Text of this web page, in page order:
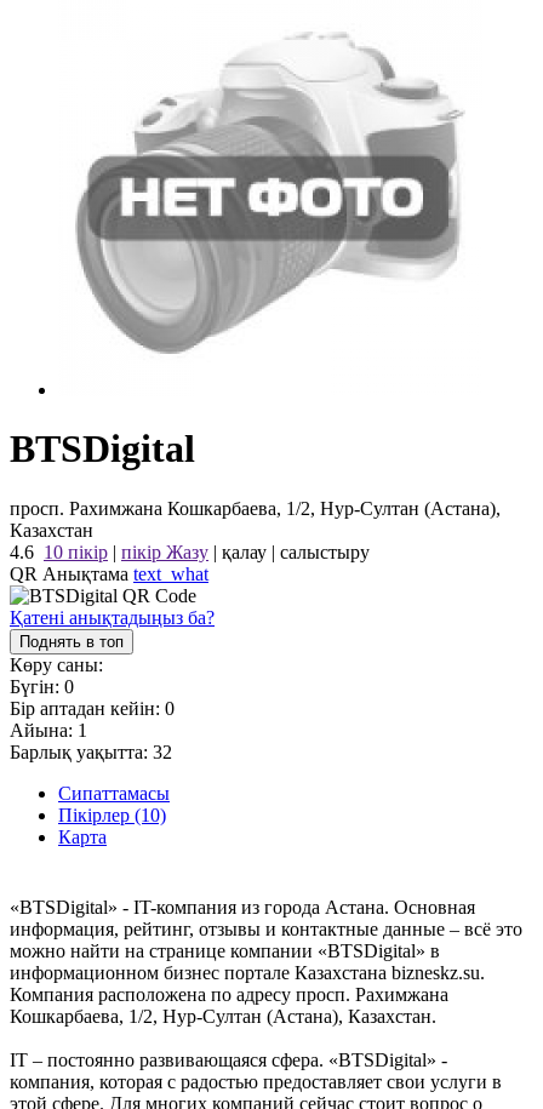
BTSDigital
просп. Рахимжана Кошкарбаева, 1/2, Нур-Султан (Астана),
Казахстан
4.6 10 пікір | пікір Жазу | қалау | салыстыру
QR Анықтама text_what
Қатені анықтадыңыз ба?
Поднять в топ
Көру саны:
Бүгін: 0
Бір аптадан кейін: 0
Айына: 1
Барлық уақытта: 32
Сипаттамасы
Пікірлер (10)
Карта
«BTSDigital» - IT-компания из города Астана. Основная
информация, рейтинг, отзывы и контактные данные – всё это
можно найти на странице компании «BTSDigital» в
информационном бизнес портале Казахстана bizneskz.su.
Компания расположена по адресу просп. Рахимжана
Кошкарбаева, 1/2, Нур-Султан (Астана), Казахстан.
IT – постоянно развивающаяся сфера. «BTSDigital» -
компания, которая с радостью предоставляет свои услуги в
этой сфере. Для многих компаний сейчас стоит вопрос о